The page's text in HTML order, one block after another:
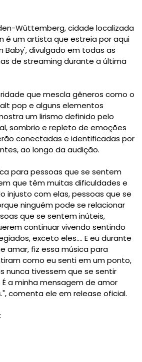
Wüttemberg, cidade localizada
é um artista que estreia por aqui
Baby', divulgado em todas as
de streaming durante a última
que mescla gêneros como o
pop e alguns elementos
um lirismo definido pelo
sombrio e repleto de emoções
conectadas e identificadas por
ao longo da audição.
para pessoas que se sentem
que têm muitas dificuldades e
injusto com elas, pessoas que se
ninguém pode se relacionar
que se sentem inúteis,
continuar vivendo sentindo
exceto eles.... E eu durante
amar, fiz essa música para
como eu senti em um ponto,
nunca tivessem que se sentir
a minha mensagem de amor
comenta ele em release oficial.